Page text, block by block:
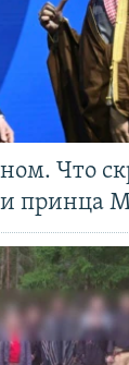
Что
принца